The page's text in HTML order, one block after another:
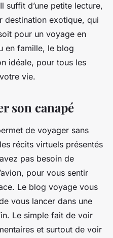
suffit d’une petite lecture,
destination exotique, qui
pour un voyage en
en famille, le blog
idéale, pour tous les
vie.
son canapé
de voyager sans
récits virtuels présentés
pas besoin de
pour vous sentir
Le blog voyage vous
vous lancer dans une
Le simple fait de voir
et surtout de voir